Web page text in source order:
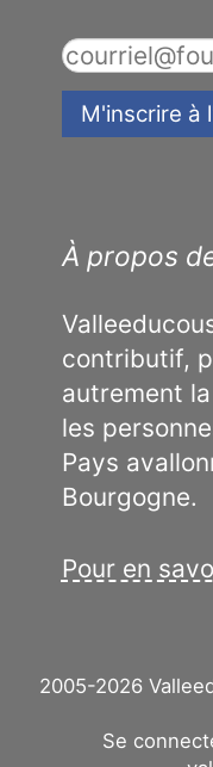
À propos
contributif,
autrement
les
Pays
Bourgogne.
Pour en
2005-2026
Se